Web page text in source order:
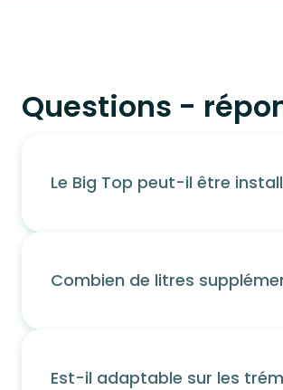
Questions -
Le Big Top peut-il être
Combien de litres
Est-il adaptable sur les